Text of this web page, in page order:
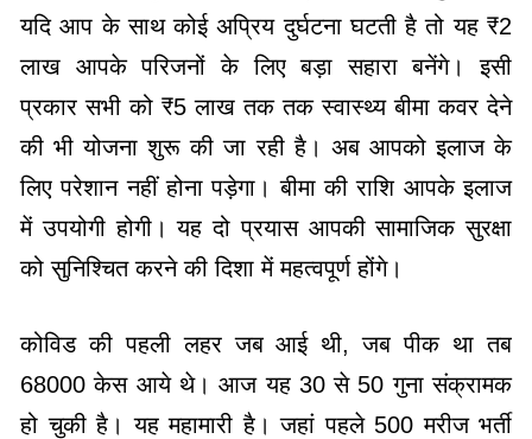
यदि आप के साथ कोई अप्रिय दुर्घटना घटती है तो यह ₹2
लाख आपके परिजनों के लिए बड़ा सहारा बनेंगे। इसी
प्रकार सभी को ₹5 लाख तक तक स्वास्थ्य बीमा कवर देने
की भी योजना शुरू की जा रही है। अब आपको इलाज के
लिए परेशान नहीं होना पड़ेगा। बीमा की राशि आपके इलाज
में उपयोगी होगी। यह दो प्रयास आपकी सामाजिक सुरक्षा
को सुनिश्चित करने की दिशा में महत्वपूर्ण होंगे।
कोविड की पहली लहर जब आई थी, जब पीक था तब
68000 केस आये थे। आज यह 30 से 50 गुना संक्रामक
हो चुकी है। यह महामारी है। जहां पहले 500 मरीज भर्ती